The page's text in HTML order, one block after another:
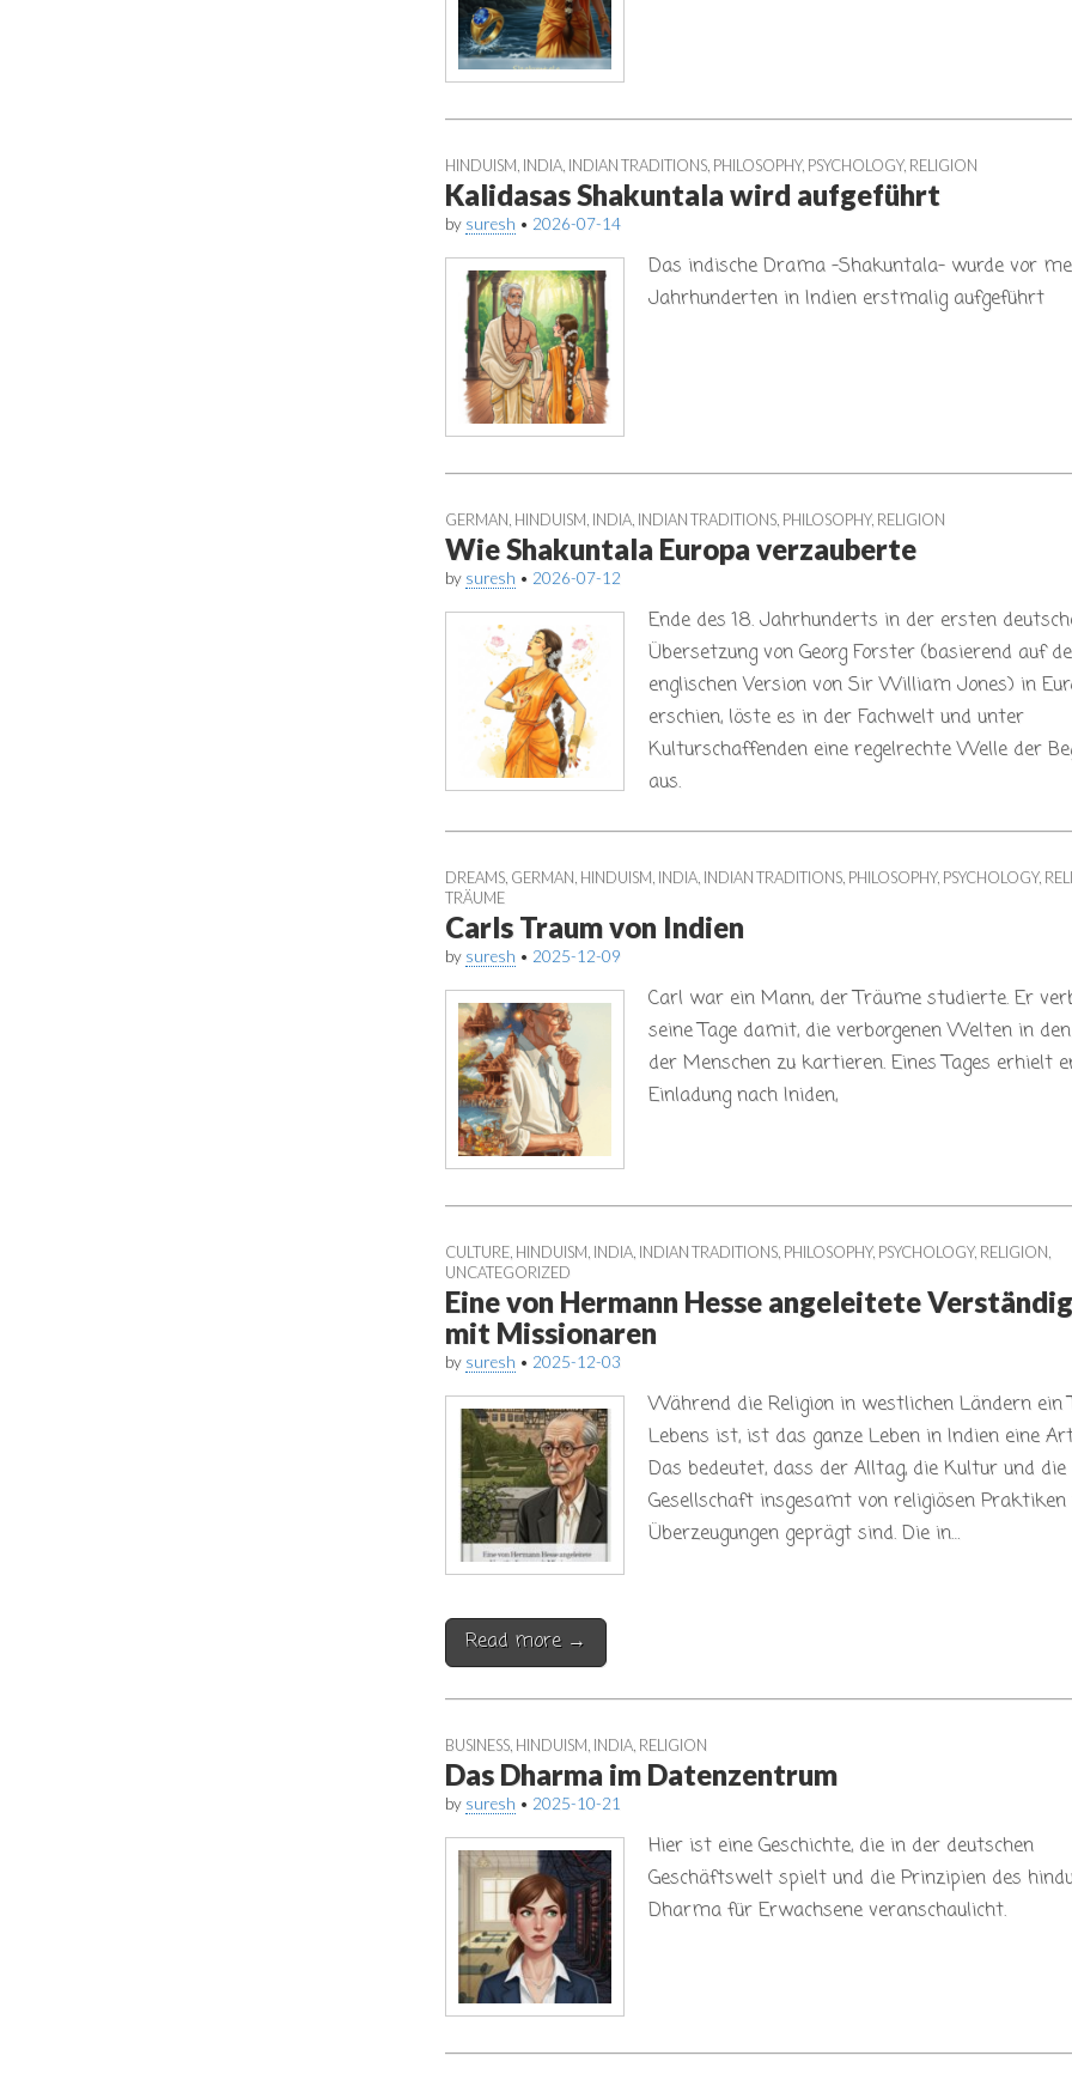
HINDUISM INDIA INDIAN TRADITIONS PHILOSOPHY, PSYCHOLOGY, RELIGION
Kalidasas Shakuntala wird aufgeführt
by suresh • 2026-07-14
Das indische Drama -Shakuntala- wurde vor
Jahrhunderten in Indien erstmalig aufgeführt
GERMAN HINDUISM INDIA INDIAN TRADITIONS PHILOSOPHY, RELIGION
Wie Shakuntala Europa verzauberte
by suresh • 2026-07-12
Ende des 18. Jahrhunderts in der ersten
Übersetzung von Georg Forster (basierend auf
englischen Version von Sir William Jones) in
erschien, löste es in der Fachwelt und unter
Kulturschaffenden eine regelrechte Welle der
aus.
DREAMS GERMAN HINDUISM INDIA INDIAN TRADITIONS PHILOSOPHY, PSYCHOLOGY,
TRÄUME
Carls Traum von Indien
by suresh • 2025-12-09
Carl war ein Mann, der Träume studierte. Er
seine Tage damit, die verborgenen Welten in
der Menschen zu kartieren. Eines Tages erhielt
Einladung nach Iniden,
CULTURE HINDUISM INDIA INDIAN TRADITIONS PHILOSOPHY, PSYCHOLOGY, RELIGION
UNCATEGORIZED
Eine von Hermann Hesse angeleitete
mit Missionaren
by suresh • 2025-12-03
Während die Religion in westlichen Ländern ein
Lebens ist, ist das ganze Leben in Indien eine
Das bedeutet, dass der Alltag, die Kultur und die
Gesellschaft insgesamt von religiösen Praktiken
Überzeugungen geprägt sind. Die in…
Read more →
BUSINESS HINDUISM INDIA RELIGION
Das Dharma im Datenzentrum
by suresh • 2025-10-21
Hier ist eine Geschichte, die in der deutschen
Geschäftswelt spielt und die Prinzipien des
Dharma für Erwachsene veranschaulicht.